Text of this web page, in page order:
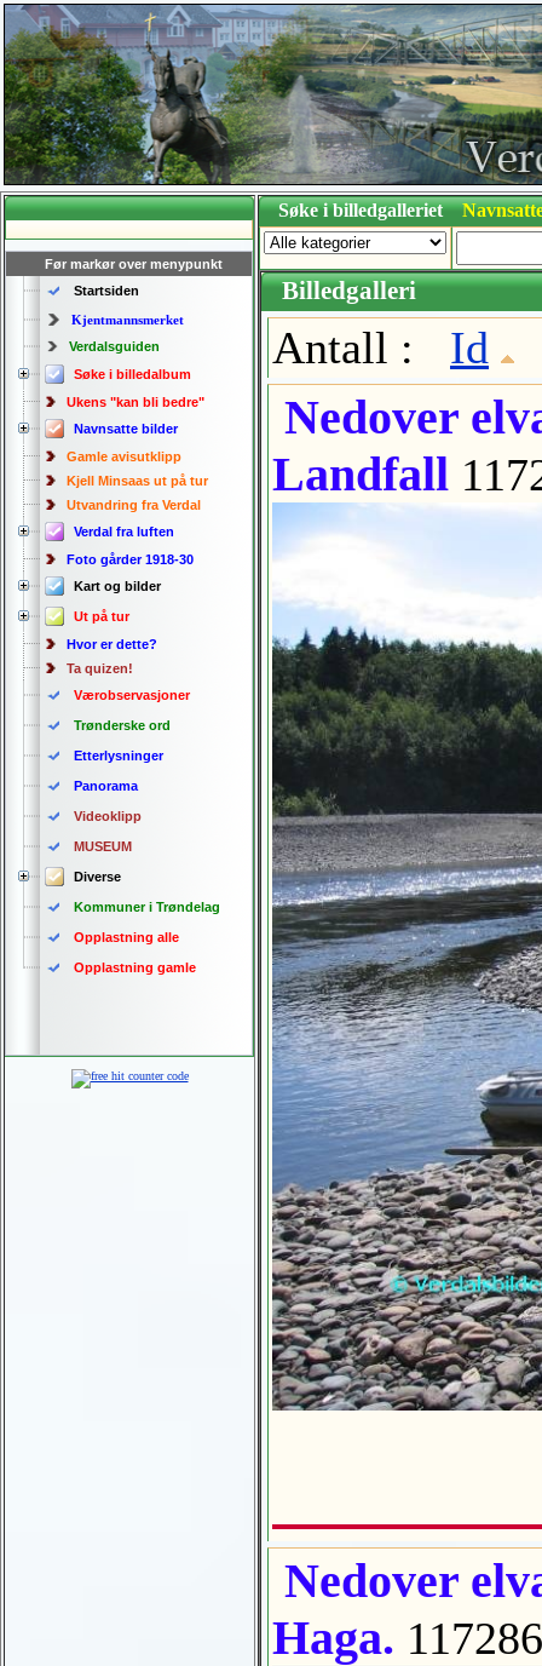
Før markør over menypunkt
Startsiden
Kjentmannsmerket
Verdalsguiden
Søke i billedalbum
Ukens "kan bli bedre"
Navnsatte bilder
Gamle avisutklipp
Kjell Minsaas ut på tur
Utvandring fra Verdal
Verdal fra luften
Foto gårder 1918-30
Kart og bilder
Ut på tur
Hvor er dette?
Ta quizen!
Værobservasjoner
Trønderske ord
Etterlysninger
Panorama
Videoklipp
MUSEUM
Diverse
Kommuner i Trøndelag
Opplastning alle
Opplastning gamle
Søke i billedgalleriet
Billedgalleri
Antall : Id
Nedover
Landfall
Nedover
Haga.